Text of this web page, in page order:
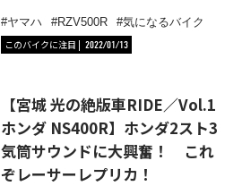
ヤマハ RZV500R
気になるバイク
このバイクに注目
2022/01/13
【宮城 光の絶版車RIDE／Vol.1
ホンダ NS400R】ホンダ2スト3
気筒サウンドに大興奮！ これ
ぞレーサーレプリカ！